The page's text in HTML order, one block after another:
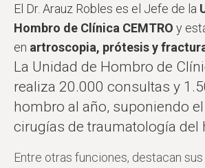
El Dr. Arauz Robles es el Jefe de la
Hombro de Clínica CEMTRO y
en artroscopia, prótesis y
La Unidad de Hombro de
realiza 20.000 consultas y
hombro al año, suponiendo
cirugías de traumatología del
Entre otras funciones, destacan